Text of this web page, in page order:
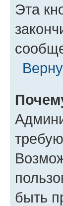
Эта
быть